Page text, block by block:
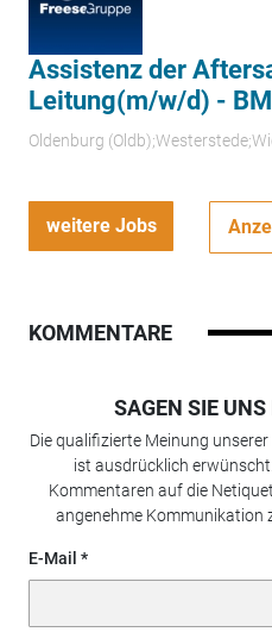
Assistenz der
Leitung(m/w/d) -
Oldenburg
weitere Jobs
KOMMENTARE
SAGEN SIE
Die qualifizierte Meinung
ist ausdrücklich
Kommentaren auf die
angenehme Kommunikation
E-Mail